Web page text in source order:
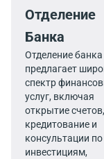
Отделение
Банка
Отделение банка
предлагает
спектр
услуг, включая
открытие счетов,
кредитование и
консультации по
инвестициям,